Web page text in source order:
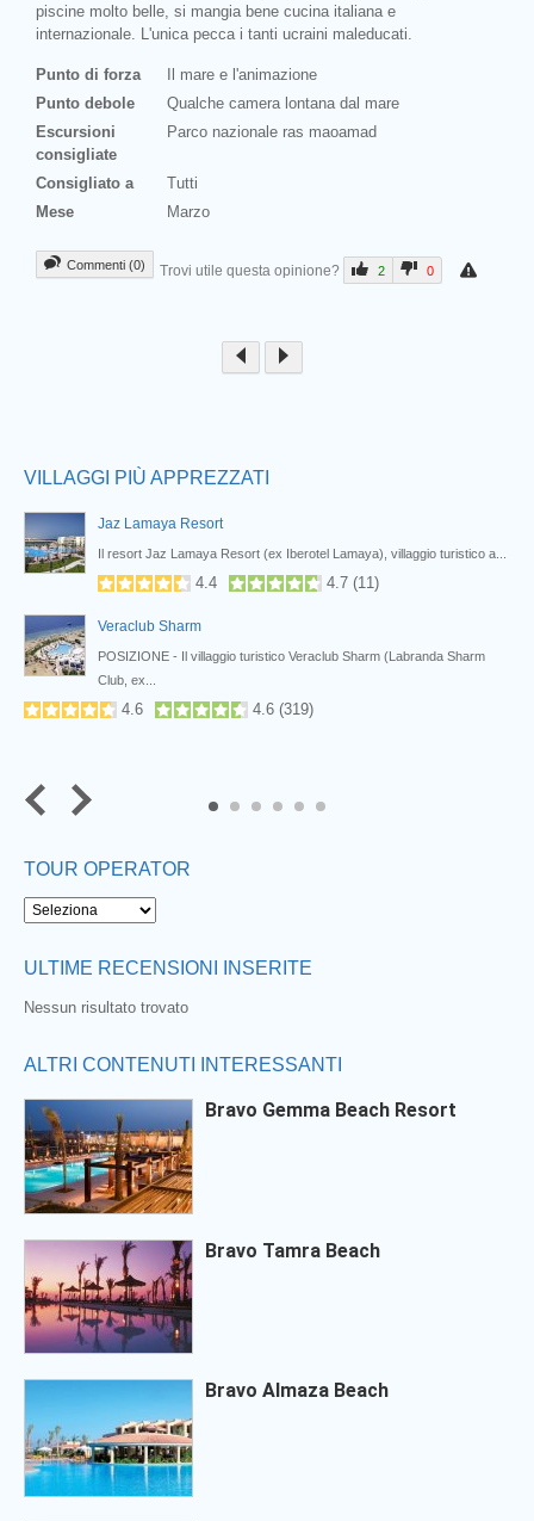
piscine molto belle, si mangia bene cucina italiana e
internazionale. L'unica pecca i tanti ucraini maleducati.
Punto di forza
Il mare e l'animazione
Punto debole
Qualche camera lontana dal mare
Escursioni
consigliate
Parco nazionale ras maoamad
Consigliato a
Tutti
Mese
Marzo
Commenti (0) Trovi utile questa opinione? 2 0
VILLAGGI PIÙ APPREZZATI
Jaz Lamaya Resort
Il resort Jaz Lamaya Resort (ex Iberotel Lamaya), villaggio turistico a...
4.4 4.7 (11)
Veraclub Sharm
POSIZIONE - Il villaggio turistico Veraclub Sharm (Labranda Sharm
Club, ex...
4.6 4.6 (319)
TOUR OPERATOR
ULTIME RECENSIONI INSERITE
Nessun risultato trovato
ALTRI CONTENUTI INTERESSANTI
Bravo Gemma Beach Resort
Bravo Tamra Beach
Bravo Almaza Beach